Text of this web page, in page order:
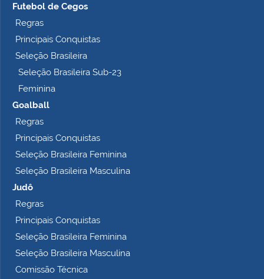
Futebol de Cegos
Regras
Principais Conquistas
Seleção Brasileira
Seleção Brasileira Sub-23
Feminina
Goalball
Regras
Principais Conquistas
Seleção Brasileira Feminina
Seleção Brasileira Masculina
Judô
Regras
Principais Conquistas
Seleção Brasileira Feminina
Seleção Brasileira Masculina
Comissão Técnica